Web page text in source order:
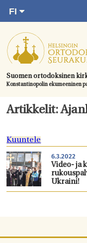
suoraan
sisältöön.
Suomen ortodoksinen
Konstantinopolin ekumeeninen
FI
SV
EN
UA
Etusivu
Ajankohtaista
Juhlat &
Kirkot
Tule mukaan
Hautausmaa
Yhteystiedot
Artikkelit:
Kuuntele
6.3.2022
Video- ja
Ukraini!